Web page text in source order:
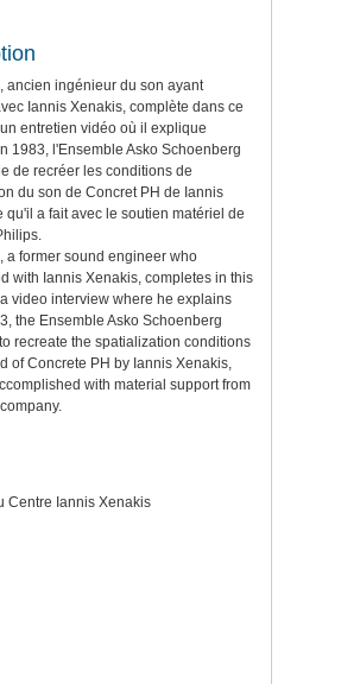
ancien ingénieur du son ayant
Iannis Xenakis, complète dans ce
entretien vidéo où il explique
1983, l'Ensemble Asko Schoenberg
de recréer les conditions de
du son de Concret PH de Iannis
qu'il a fait avec le soutien matériel de
a former sound engineer who
with Iannis Xenakis, completes in this
video interview where he explains
the Ensemble Asko Schoenberg
recreate the spatialization conditions
of Concrete PH by Iannis Xenakis,
with material support from
Centre Iannis Xenakis